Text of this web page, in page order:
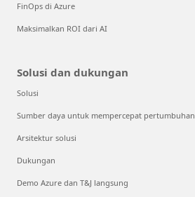
FinOps di Azure
Maksimalkan ROI dari AI
Solusi dan dukungan
Solusi
Sumber daya untuk mempercepat pertumbuhan
Arsitektur solusi
Dukungan
Demo Azure dan T&J langsung